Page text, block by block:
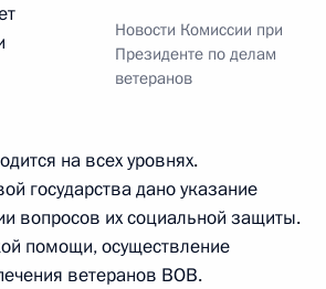
организации
Новости Комиссии при
Президенте по делам
ветеранов
на всех уровнях.
государства дано указание
вопросов их социальной защиты.
помощи, осуществление
ветеранов ВОВ.